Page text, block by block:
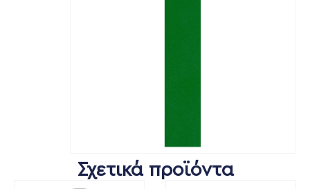
Σχετικά προϊόντα